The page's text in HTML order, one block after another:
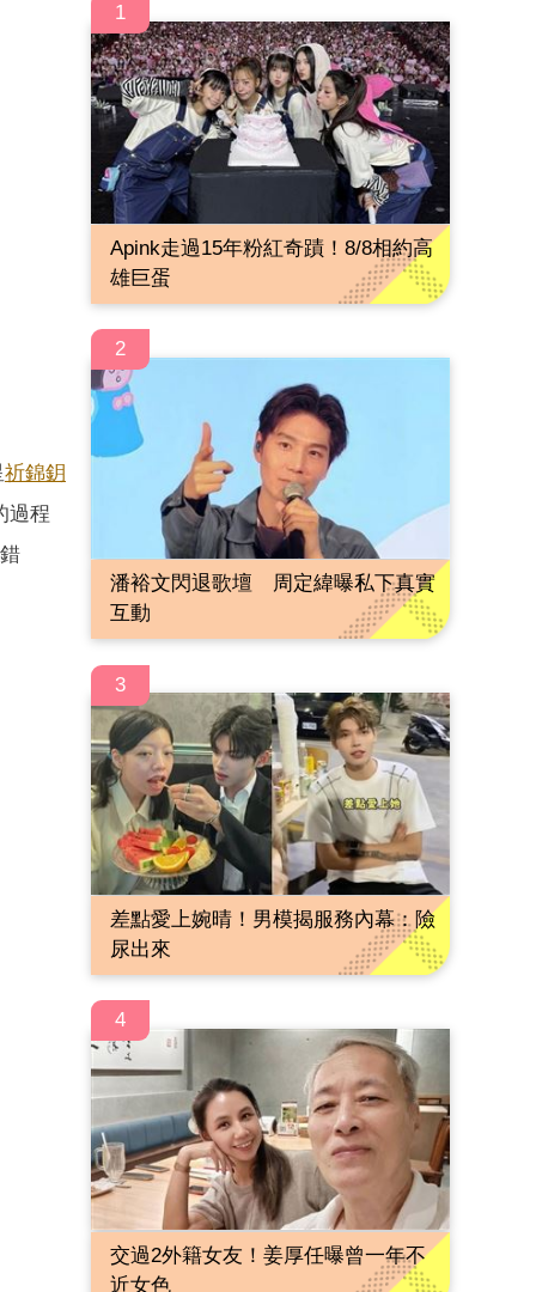
祈錦鈅
過程
1
Apink走過15年粉紅奇蹟！8/8相約高
雄巨蛋
2
潘裕文閃退歌壇 周定緯曝私下真實
互動
3
差點愛上婉晴！男模揭服務內幕：險
尿出來
4
交過2外籍女友！姜厚任曝曾一年不
近女色